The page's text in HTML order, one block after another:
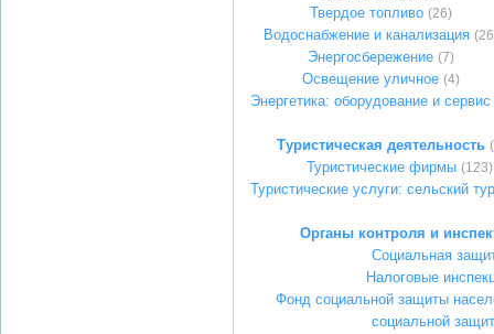
Твердое топливо (26)
Водоснабжение и канализация
Энергосбережение (7)
Освещение уличное (4)
Энергетика: оборудование и сервис
Туристическая деятельность
Туристические фирмы (123)
Туристические услуги: сельский
Органы контроля и
Социальная
Налоговые
Фонд социальной защиты
социальной